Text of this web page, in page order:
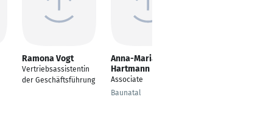
Ramona Vogt
Vertriebsassistentin
der Geschäftsführung
Anna-Maria
Hartmann
Associate
Baunatal